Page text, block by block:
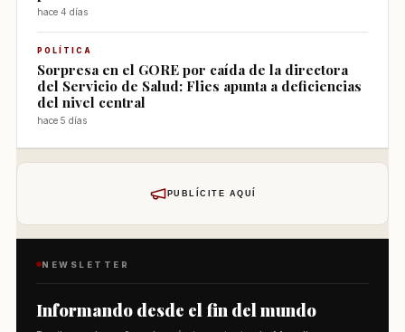
hace 4 días
POLÍTICA
Sorpresa en el GORE por caída de la directora
del Servicio de Salud: Flies apunta a deficiencias
del nivel central
hace 5 días
PUBLÍCITE AQUÍ
NEWSLETTER
Informando desde el fin del mundo